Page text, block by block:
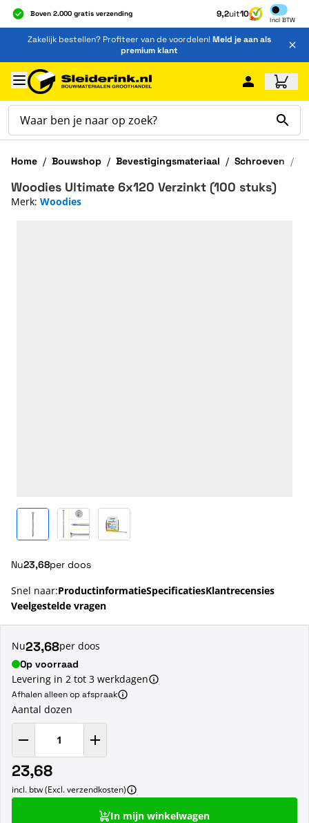
Boven 2.000 gratis verzending
Al 40 jaar dé specialist
Alles onder één dak
9,2uit10
Incl BTW
Inclusief
Ga naar de inhoud
Zakelijk bestellen? Profiteer van de voordelen!Meld je aan als
premium klant
Ga naar hoofdinhoud
Home / Bouwshop / Bevestigingsmateriaal / Schroeven /
View larger image
View larger imageView larger image
Nu23,68per doos
Woodies Ultimate 6x120 Verzinkt (100 stuks)
Merk: Woodies
Snel naar:ProductinformatieSpecificatiesKlantrecensies
Veelgestelde vragen
Nu23,68per doos
Op voorraad
Levering in 2 tot 3 werkdagen
Afhalen alleen op afspraak
Aantal dozen
23,68
incl. btw (Excl. verzendkosten)
In mijn winkelwagen